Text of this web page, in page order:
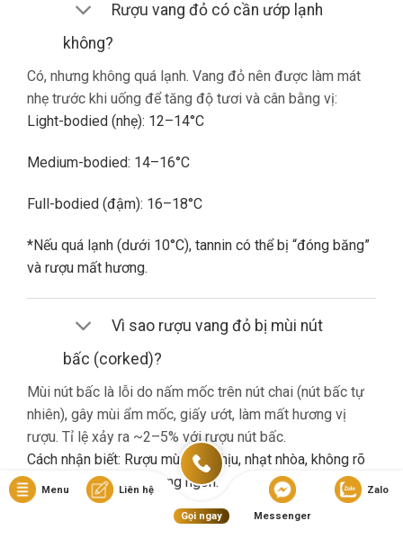
Rượu vang đỏ có cần ướp lạnh
không?
Có, nhưng không quá lạnh. Vang đỏ nên được làm mát
nhẹ trước khi uống để tăng độ tươi và cân bằng vị:
Light-bodied (nhẹ): 12–14°C
Medium-bodied: 14–16°C
Full-bodied (đậm): 16–18°C
*Nếu quá lạnh (dưới 10°C), tannin có thể bị “đóng băng”
và rượu mất hương.
Vì sao rượu vang đỏ bị mùi nút
bấc (corked)?
Mùi nút bấc là lỗi do nấm mốc trên nút chai (nút bấc tự
nhiên), gây mùi ẩm mốc, giấy ướt, làm mất hương vị
rượu. Tỉ lệ xảy ra ~2–5% với rượu nút bấc.
Cách nhận biết: Rượu mùi khó chịu, nhạt nhòa, không rõ
hương trái cây dù là vang ngon.
Nếu gặp lỗi này, bạn nên liên hệ cửa hàng đổi trả (nếu có
Menu Liên hệ
Gọi ngay Messenger
Zalo